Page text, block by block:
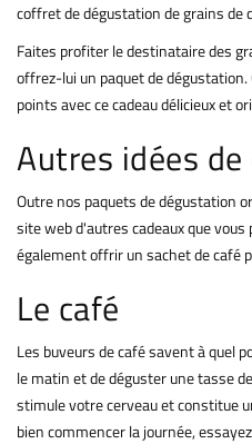
coffret de dégustation de grains de
Faites profiter le destinataire des
offrez-lui un paquet de
points avec ce cadeau délicieux et
Autres idées de
Outre nos paquets de dégustation
site web d'autres cadeaux que vous
également offrir un sachet de café
Le café
Les buveurs de café savent à quel
le matin et de déguster une tasse
stimule votre cerveau et constitue
bien commencer la journée,